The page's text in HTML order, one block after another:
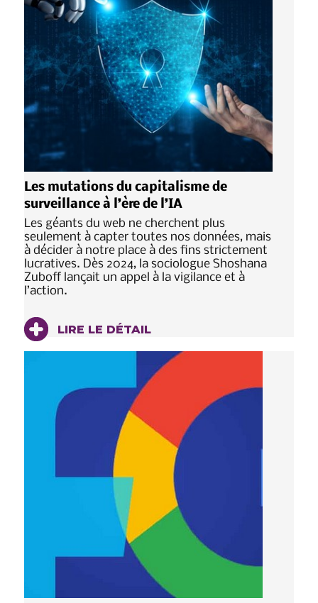
Les mutations du capitalisme de
surveillance à l’ère de l’IA
Les géants du web ne cherchent plus
seulement à capter toutes nos données, mais
à décider à notre place à des fins strictement
lucratives. Dès 2024, la sociologue Shoshana
Zuboff lançait un appel à la vigilance et à
l’action.
LIRE LE DÉTAIL